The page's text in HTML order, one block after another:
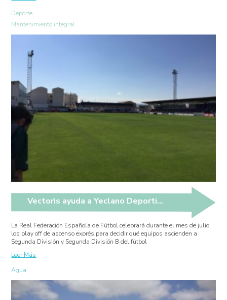
Deporte
Mantenimiento integral
Vectoris ayuda a Yeclano Deportivo y Lorca Deportiva en sus play off de ascenso.
La Real Federación Española de Fútbol celebrará durante el mes de julio
los play off de ascenso exprés para decidir qué equipos ascienden a
Segunda División y Segunda División B del fútbol
Leer Más
Agua